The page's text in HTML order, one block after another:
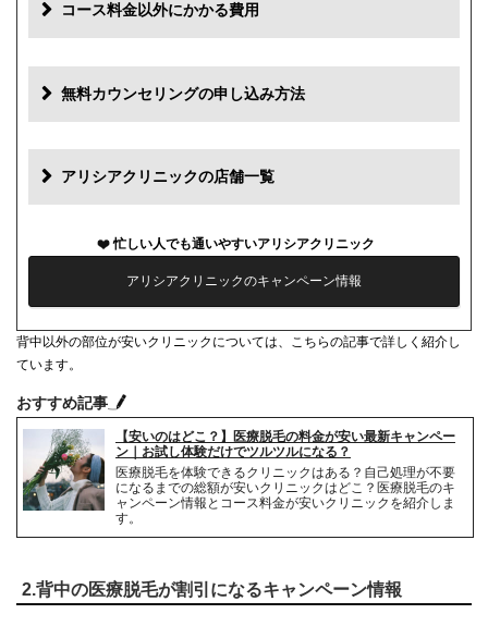
コース料金以外にかかる費用
初診料 0円
再診料 0円
薬代 0円
シェービング代 0円
麻酔代 3,000円(必要な人のみ)
キャンセル料
解約事務手数料 無料
無料カウンセリングの申し込み方法
アリシアクリニックの店舗一覧
忙しい人でも通いやすいアリシアクリニック
アリシアクリニックのキャンペーン情報
背中以外の部位が安いクリニックについては、こちらの記事で詳しく紹介し
ています。
おすすめ記事
【安いのはどこ？】医療脱毛の料金が安い最新キャンペー
ン｜お試し体験だけでツルツルになる？
医療脱毛を体験できるクリニックはある？自己処理が不要
になるまでの総額が安いクリニックはどこ？医療脱毛のキ
ャンペーン情報とコース料金が安いクリニックを紹介しま
す。
2.背中の医療脱毛が割引になるキャンペーン情報